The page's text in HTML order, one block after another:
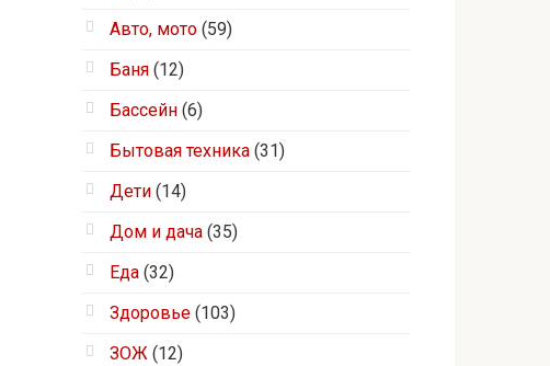
Авто, мото (59)
Баня (12)
Бассейн (6)
Бытовая техника (31)
Дети (14)
Дом и дача (35)
Еда (32)
Здоровье (103)
ЗОЖ (12)